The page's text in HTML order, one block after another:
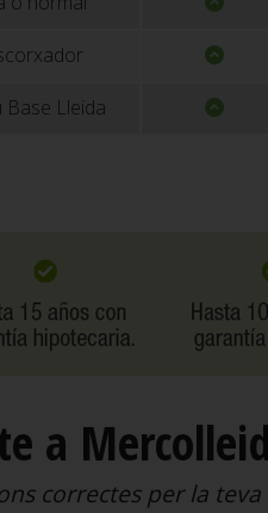
Base Lleida
a
correctes per la